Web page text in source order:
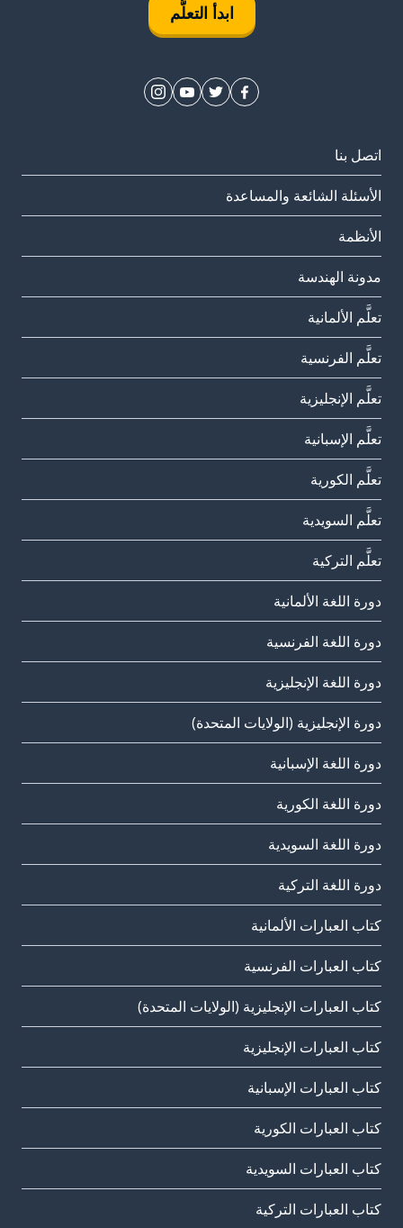
ابدأ التعلُّم
اتصل بنا
الأسئلة الشائعة والمساعدة
الأنظمة
مدونة الهندسة
تعلَّم الألمانية
تعلَّم الفرنسية
تعلَّم الإنجليزية
تعلَّم الإسبانية
تعلَّم الكورية
تعلَّم السويدية
تعلَّم التركية
دورة اللغة الألمانية
دورة اللغة الفرنسية
دورة اللغة الإنجليزية
دورة الإنجليزية (الولايات المتحدة)
دورة اللغة الإسبانية
دورة اللغة الكورية
دورة اللغة السويدية
دورة اللغة التركية
كتاب العبارات الألمانية
كتاب العبارات الفرنسية
كتاب العبارات الإنجليزية (الولايات المتحدة)
كتاب العبارات الإنجليزية
كتاب العبارات الإسبانية
كتاب العبارات الكورية
كتاب العبارات السويدية
كتاب العبارات التركية